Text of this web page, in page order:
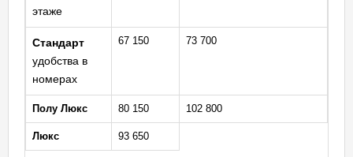
этаже
Стандарт
удобства в
номерах
67 150 73 700
Полу Люкс 80 150 102 800
Люкс 93 650